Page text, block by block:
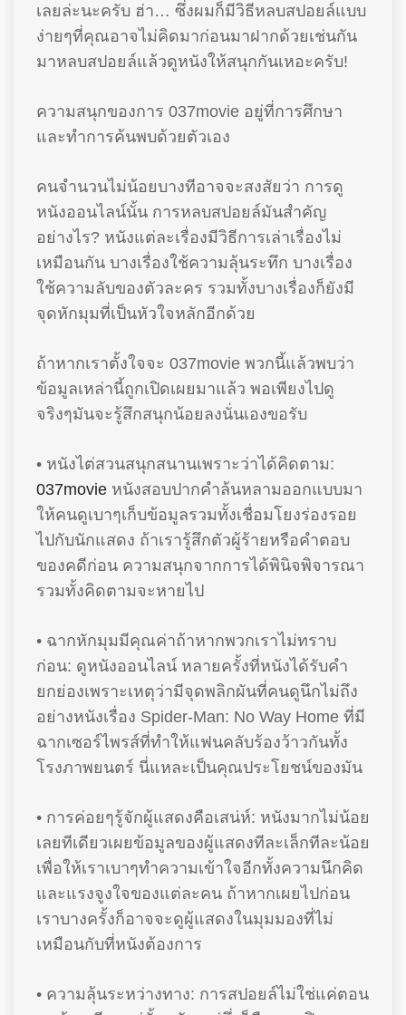
เลยล่ะนะครับ ฮ่า… ซึ่งผมก็มีวิธีหลบสปอยล์แบบ
ง่ายๆที่คุณอาจไม่คิดมาก่อนมาฝากด้วยเช่นกัน
มาหลบสปอยล์แล้วดูหนังให้สนุกกันเหอะครับ!
ความสนุกของการ 037movie อยู่ที่การศึกษา
และทำการค้นพบด้วยตัวเอง
คนจำนวนไม่น้อยบางทีอาจจะสงสัยว่า การดู
หนังออนไลน์นั้น การหลบสปอยล์มันสำคัญ
อย่างไร? หนังแต่ละเรื่องมีวิธีการเล่าเรื่องไม่
เหมือนกัน บางเรื่องใช้ความลุ้นระทึก บางเรื่อง
ใช้ความลับของตัวละคร รวมทั้งบางเรื่องก็ยังมี
จุดหักมุมที่เป็นหัวใจหลักอีกด้วย
ถ้าหากเราตั้งใจจะ 037movie พวกนี้แล้วพบว่า
ข้อมูลเหล่านี้ถูกเปิดเผยมาแล้ว พอเพียงไปดู
จริงๆมันจะรู้สึกสนุกน้อยลงนั่นเองขอรับ
• หนังไต่สวนสนุกสนานเพราะว่าได้คิดตาม:
037movie หนังสอบปากคำล้นหลามออกแบบมา
ให้คนดูเบาๆเก็บข้อมูลรวมทั้งเชื่อมโยงร่องรอย
ไปกับนักแสดง ถ้าเรารู้สึกตัวผู้ร้ายหรือคำตอบ
ของคดีก่อน ความสนุกจากการได้พินิจพิจารณา
รวมทั้งคิดตามจะหายไป
• ฉากหักมุมมีคุณค่าถ้าหากพวกเราไม่ทราบ
ก่อน: ดูหนังออนไลน์ หลายครั้งที่หนังได้รับคำ
ยกย่องเพราะเหตุว่ามีจุดพลิกผันที่คนดูนึกไม่ถึง
อย่างหนังเรื่อง Spider-Man: No Way Home ที่มี
ฉากเซอร์ไพรส์ที่ทำให้แฟนคลับร้องว้าวกันทั้ง
โรงภาพยนตร์ นี่แหละเป็นคุณประโยชน์ของมัน
• การค่อยๆรู้จักผู้แสดงคือเสน่ห์: หนังมากไม่น้อย
เลยทีเดียวเผยข้อมูลของผู้แสดงทีละเล็กทีละน้อย
เพื่อให้เราเบาๆทำความเข้าใจอีกทั้งความนึกคิด
และแรงจูงใจของแต่ละคน ถ้าหากเผยไปก่อน
เราบางครั้งก็อาจจะดูผู้แสดงในมุมมองที่ไม่
เหมือนกับที่หนังต้องการ
• ความลุ้นระหว่างทาง: การสปอยล์ไม่ใช่แค่ตอน